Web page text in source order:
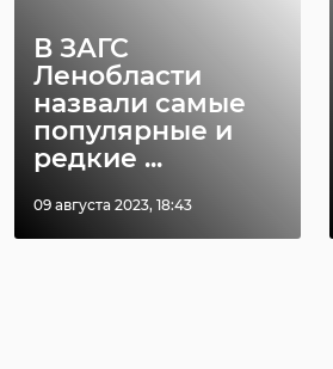
В ЗАГС
Ленобласти
назвали самые
популярные и
редкие ...
09 августа 2023, 18:43